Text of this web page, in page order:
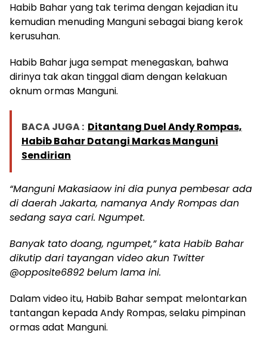
Habib Bahar yang tak terima dengan kejadian itu
kemudian menuding Manguni sebagai biang kerok
kerusuhan.
Habib Bahar juga sempat menegaskan, bahwa
dirinya tak akan tinggal diam dengan kelakuan
oknum ormas Manguni.
BACA JUGA : Ditantang Duel Andy Rompas,
Habib Bahar Datangi Markas Manguni
Sendirian
“Manguni Makasiaow ini dia punya pembesar ada
di daerah Jakarta, namanya Andy Rompas dan
sedang saya cari. Ngumpet.
Banyak tato doang, ngumpet,” kata Habib Bahar
dikutip dari tayangan video akun Twitter
@opposite6892 belum lama ini.
Dalam video itu, Habib Bahar sempat melontarkan
tantangan kepada Andy Rompas, selaku pimpinan
ormas adat Manguni.